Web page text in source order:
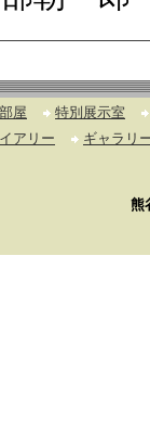
屋
特別展示室
アリー
ギャラリ
熊